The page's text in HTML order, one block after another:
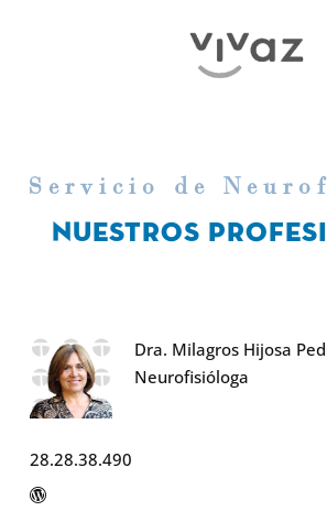
Servicio de
NUESTROS
Dra. Milagros Hijosa
Neurofisióloga
28.28.38.490